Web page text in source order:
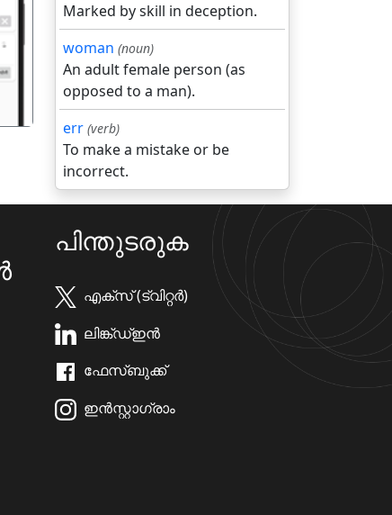
Marked by skill in deception.
woman (noun)
An adult female person (as
opposed to a man).
err (verb)
To make a mistake or be
incorrect.
പിന്തുടരുക
എക്സ് (ട്വിറ്റർ)
ലിങ്ക്ഡ്ഇൻ
ഫേസ്ബുക്ക്
ഇൻസ്റ്റാഗ്രാം